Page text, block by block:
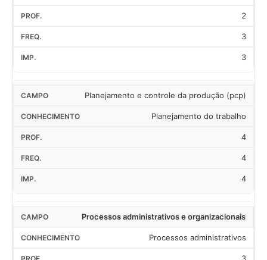
2
3
3
Planejamento e controle da produção (pcp)
Planejamento do trabalho
4
4
4
Processos administrativos e organizacionais
Processos administrativos